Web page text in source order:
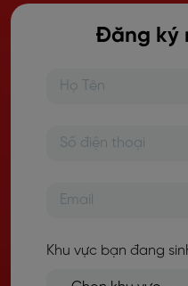
Đăng ký
Khu vực bạn đang